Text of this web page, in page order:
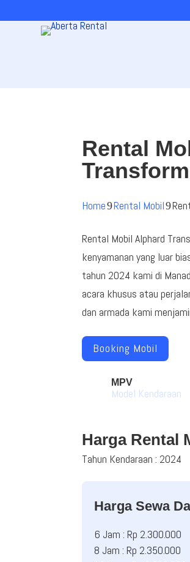
Rental
Home9Rental Mobil9
Rental Mobil Alphard
kenyamanan yang luar
tahun 2024 kami di
acara khusus atau
dan armada kami
Booking Mobil
MPV
Model Kendaraan
Harga Rental
Tahun Kendaraan : 2024
Harga Sewa
6 Jam : Rp 2.300.000
8 Jam : Rp 2.350.000